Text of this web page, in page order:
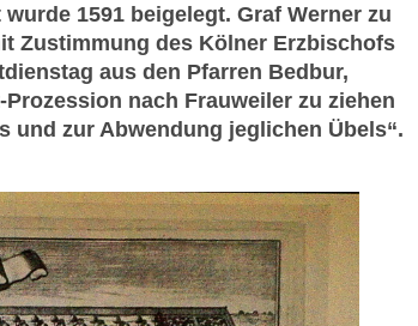
1591 beigelegt. Graf Werner zu
Zustimmung des Kölner Erzbischofs
aus den Pfarren Bedbur,
nach Frauweiler zu ziehen
und zur Abwendung jeglichen Übels“.